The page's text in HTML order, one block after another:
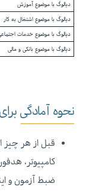
دیالوگ با موضوع آموزش
دیالوگ با موضوع اشتغال به کار
دیالوگ با موضوع خدمات اجتماعی
دیالوگ با موضوع بانکی و مالی
نحوه آمادگی
قبل از هر چیز
کامپیوتر،
ضبط آزمون و